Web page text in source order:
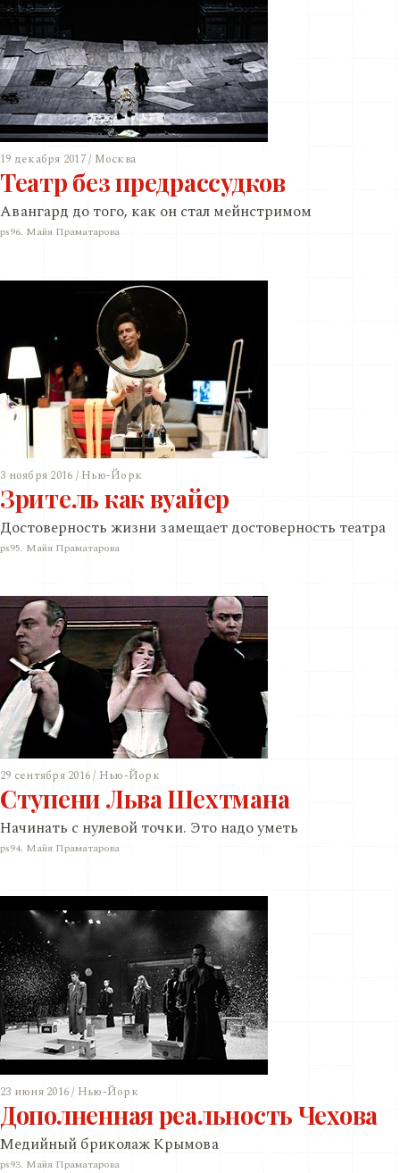
19 декабря 2017 / Москва
Театр без предрассудков
Авангард до того, как он стал мейнстримом
ps96. Майя Праматарова
3 ноября 2016 / Нью-Йорк
Зритель как вуайер
Достоверность жизни замещает достоверность театра
ps95. Майя Праматарова
29 сентября 2016 / Нью-Йорк
Ступени Льва Шехтмана
Начинать с нулевой точки. Это надо уметь
ps94. Майя Праматарова
23 июня 2016 / Нью-Йорк
Дополненная реальность Чехова
Медийный бриколаж Крымова
ps93. Майя Праматарова